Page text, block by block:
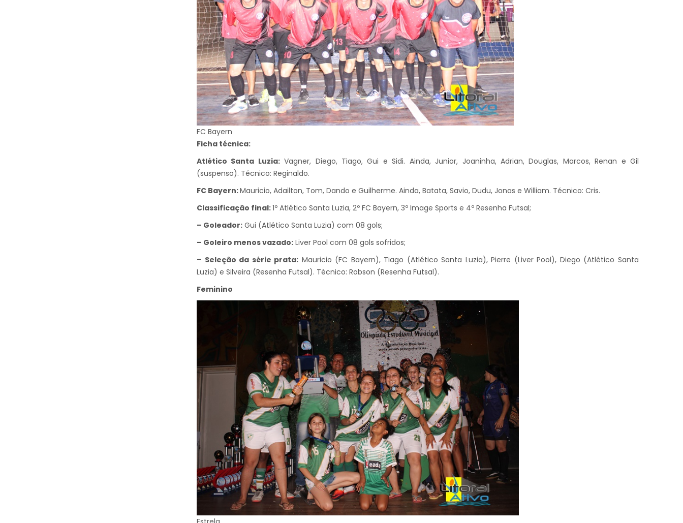
FC Bayern
Ficha técnica:
Atlético Santa Luzia:Vagner, Diego, Tiago, Gui e Sidi. Ainda, Junior, Joaninha, Adrian, Douglas, Marcos, Renan e Gil
(suspenso). Técnico: Reginaldo.
FC Bayern:Mauricio, Adailton, Tom, Dando e Guilherme. Ainda, Batata, Savio, Dudu, Jonas e William. Técnico: Cris.
Classificação final:1º Atlético Santa Luzia, 2º FC Bayern, 3º Image Sports e 4º Resenha Futsal;
– Goleador: Gui (Atlético Santa Luzia) com 08 gols;
– Goleiro menos vazado: Liver Pool com 08 gols sofridos;
– Seleção da série prata: Mauricio (FC Bayern), Tiago (Atlético Santa Luzia), Pierre (Liver Pool), Diego (Atlético Santa
Luzia) e Silveira (Resenha Futsal). Técnico: Robson (Resenha Futsal).
Feminino